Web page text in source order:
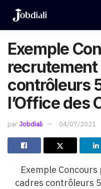
Exemple
recrutement
contrôleurs
l’Office des
par Jobdiali 04/07/2021
Exemple
cadres contrôleurs